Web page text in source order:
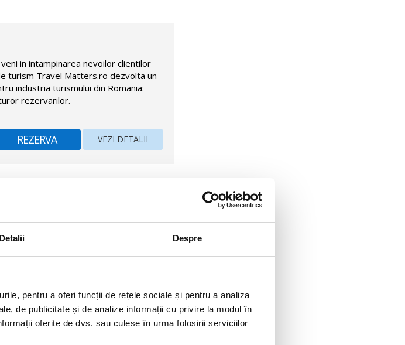
Detalii Despre
pentru a oferi funcții de rețele sociale și pentru a analiza
de publicitate și de analize informații cu privire la modul în
oferite de dvs. sau culese în urma folosirii serviciilor
in intampinarea nevoilor clientilor
turism Travel Matters.ro dezvolta un
industria turismului din Romania:
rezervarilor.
REZERVA VEZI DETALII
×